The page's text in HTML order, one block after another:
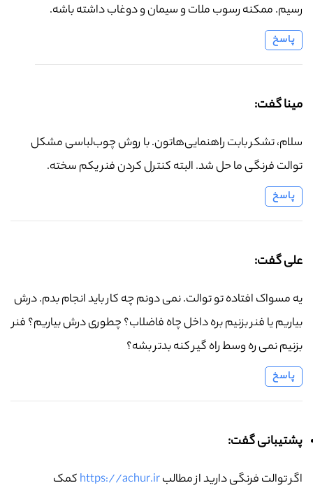
رسیم. ممکنه رسوب ملات و سیمان و دوغاب داشته باشه.
پاسخ
مینا گفت:
سلام، تشکر بابت راهنمایی‌هاتون. با روش چوب‌لباسی مشکل
توالت فرنگی ما حل شد. البته کنترل کردن فنر یکم سخته.
پاسخ
علی گفت:
یه مسواک افتاده تو توالت. نمی دونم چه کار باید انجام بدم. درش
بیاریم یا فنر بزنیم بره داخل چاه فاضلاب؟ چطوری درش بیاریم؟ فنر
بزنیم نمی ره وسط راه گیر کنه بدتر بشه؟
پاسخ
پشتیبانی گفت:
اگر توالت فرنگی دارید از مطالبhttps://achur.irکمک